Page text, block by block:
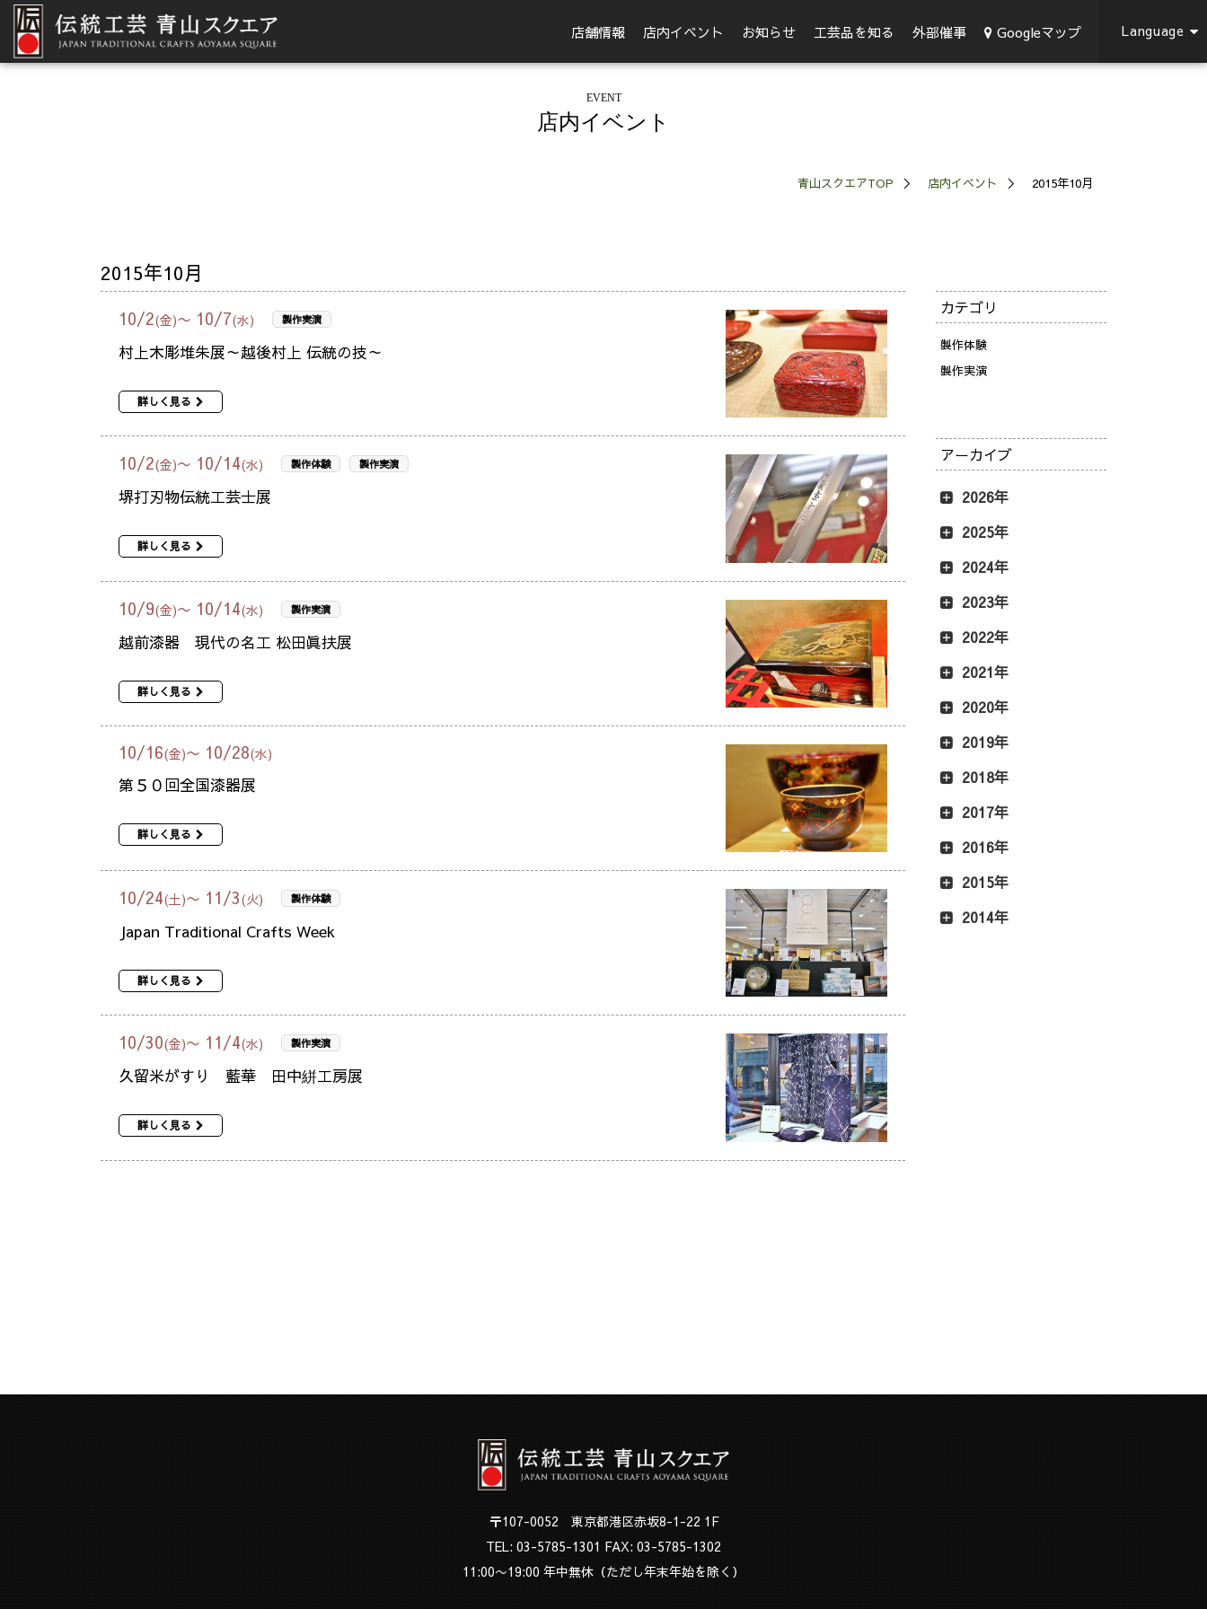
店舗情報 店内イベント お知らせ 工芸品を知る 外部催事 Googleマップ Language
EVENT
店内イベント
青山スクエアTOP 店内イベント 2015年10月
2015年10月
10/2(金)〜 10/7(水) 製作実演
村上木彫堆朱展～越後村上 伝統の技～
詳しく見る
10/2(金)〜 10/14(水) 製作体験 製作実演
堺打刃物伝統工芸士展
詳しく見る
10/9(金)〜 10/14(水) 製作実演
越前漆器 現代の名工 松田眞扶展
詳しく見る
10/16(金)〜 10/28(水)
第５０回全国漆器展
詳しく見る
10/24(土)〜 11/3(火) 製作体験
Japan Traditional Crafts Week
詳しく見る
10/30(金)〜 11/4(水) 製作実演
久留米がすり 藍華 田中絣工房展
詳しく見る
カテゴリ
製作体験
製作実演
アーカイブ
2026年
2025年
2024年
2023年
2022年
2021年
2020年
2019年
2018年
2017年
2016年
2015年
2014年
〒107-0052 東京都港区赤坂8-1-22 1F
TEL: 03-5785-1301 FAX: 03-5785-1302
11:00〜19:00 年中無休（ただし年末年始を除く）